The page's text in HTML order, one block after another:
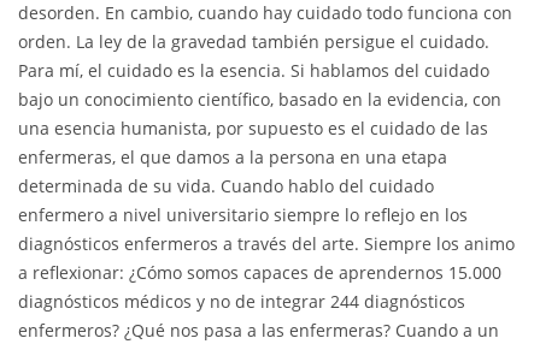
desorden. En cambio, cuando hay cuidado todo funciona con
orden. La ley de la gravedad también persigue el cuidado.
Para mí, el cuidado es la esencia. Si hablamos del cuidado
bajo un conocimiento científico, basado en la evidencia, con
una esencia humanista, por supuesto es el cuidado de las
enfermeras, el que damos a la persona en una etapa
determinada de su vida. Cuando hablo del cuidado
enfermero a nivel universitario siempre lo reflejo en los
diagnósticos enfermeros a través del arte. Siempre los animo
a reflexionar: ¿Cómo somos capaces de aprendernos 15.000
diagnósticos médicos y no de integrar 244 diagnósticos
enfermeros? ¿Qué nos pasa a las enfermeras? Cuando a un